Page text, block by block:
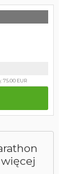
75.00 EUR